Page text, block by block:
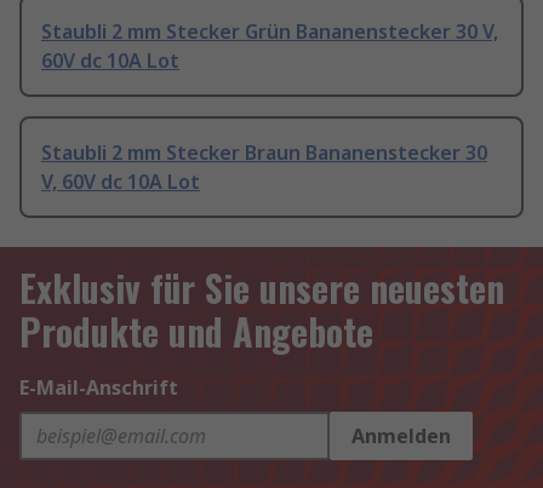
Staubli 2 mm Stecker Grün Bananenstecker 30 V,
60V dc 10A Lot
Staubli 2 mm Stecker Braun Bananenstecker 30
V, 60V dc 10A Lot
Exklusiv für Sie unsere neuesten
Produkte und Angebote
E-Mail-Anschrift
Anmelden